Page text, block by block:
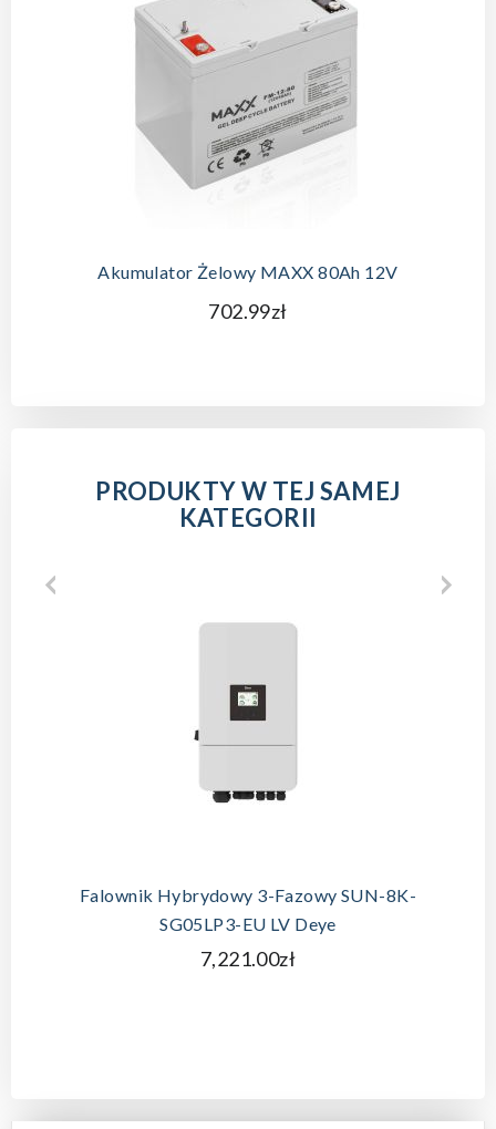
Akumulator Żelowy MAXX 80Ah 12V
702.99zł
PRODUKTY W TEJ SAMEJ
KATEGORII
Falownik Hybrydowy 3-Fazowy SUN-8K-
SG05LP3-EU LV Deye
7,221.00zł